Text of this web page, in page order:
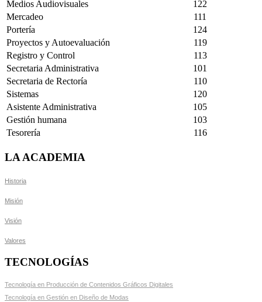
Medios Audiovisuales
122
Mercadeo
111
Portería
124
Proyectos y Autoevaluación
119
Registro y Control
113
Secretaria Administrativa
101
Secretaria de Rectoría
110
Sistemas
120
Asistente Administrativa
105
Gestión humana
103
Tesorería
116
LA ACADEMIA
Historia
Misión
Visión
Valores
TECNOLOGÍAS
Tecnología en Producción de Contenidos Gráficos Digitales
Tecnología en Gestión en Diseño de Modas